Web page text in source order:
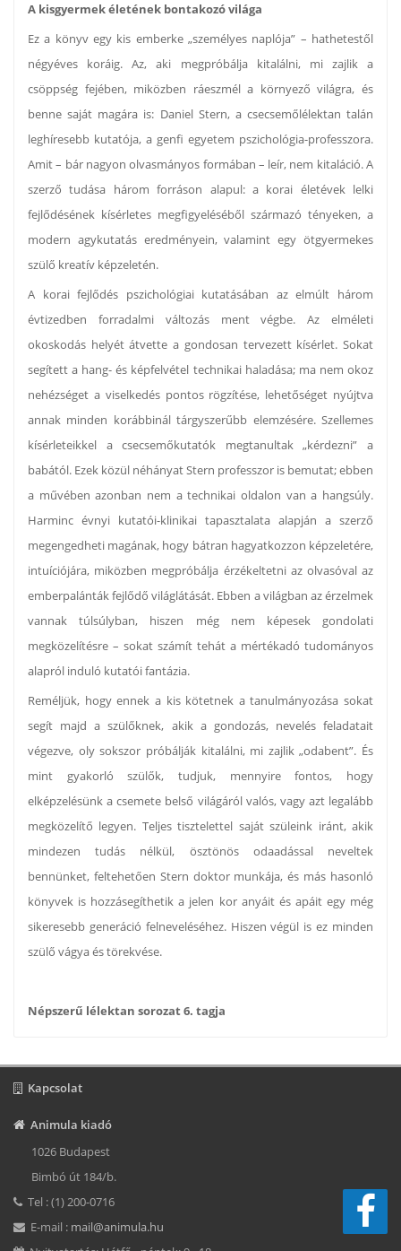
A kisgyermek életének bontakozó világa
Ez a könyv egy kis emberke „személyes naplója” – hathetestől
négyéves koráig. Az, aki megpróbálja kitalálni, mi zajlik a
csöppség fejében, miközben ráeszmél a környező világra, és
benne saját magára is: Daniel Stern, a csecsemőlélektan talán
leghíresebb kutatója, a genfi egyetem pszichológia-professzora.
Amit – bár nagyon olvasmányos formában – leír, nem kitaláció. A
szerző tudása három forráson alapul: a korai életévek lelki
fejlődésének kísérletes megfigyeléséből származó tényeken, a
modern agykutatás eredményein, valamint egy ötgyermekes
szülő kreatív képzeletén.
A korai fejlődés pszichológiai kutatásában az elmúlt három
évtizedben forradalmi változás ment végbe. Az elméleti
okoskodás helyét átvette a gondosan tervezett kísérlet. Sokat
segített a hang- és képfelvétel technikai haladása; ma nem okoz
nehézséget a viselkedés pontos rögzítése, lehetőséget nyújtva
annak minden korábbinál tárgyszerűbb elemzésére. Szellemes
kísérleteikkel a csecsemőkutatók megtanultak „kérdezni” a
babától. Ezek közül néhányat Stern professzor is bemutat; ebben
a művében azonban nem a technikai oldalon van a hangsúly.
Harminc évnyi kutatói-klinikai tapasztalata alapján a szerző
megengedheti magának, hogy bátran hagyatkozzon képzeletére,
intuíciójára, miközben megpróbálja érzékeltetni az olvasóval az
emberpalánták fejlődő világlátását. Ebben a világban az érzelmek
vannak túlsúlyban, hiszen még nem képesek gondolati
megközelítésre – sokat számít tehát a mértékadó tudományos
alapról induló kutatói fantázia.
Reméljük, hogy ennek a kis kötetnek a tanulmányozása sokat
segít majd a szülőknek, akik a gondozás, nevelés feladatait
végezve, oly sokszor próbálják kitalálni, mi zajlik „odabent”. És
mint gyakorló szülők, tudjuk, mennyire fontos, hogy
elképzelésünk a csemete belső világáról valós, vagy azt legalább
megközelítő legyen. Teljes tisztelettel saját szüleink iránt, akik
mindezen tudás nélkül, ösztönös odaadással neveltek
bennünket, feltehetően Stern doktor munkája, és más hasonló
könyvek is hozzásegíthetik a jelen kor anyáit és apáit egy még
sikeresebb generáció felneveléséhez. Hiszen végül is ez minden
szülő vágya és törekvése.
Népszerű lélektan sorozat 6. tagja
Kapcsolat
Animula kiadó
1026 Budapest
Bimbó út 184/b.
Tel : (1) 200-0716
E-mail : mail@animula.hu